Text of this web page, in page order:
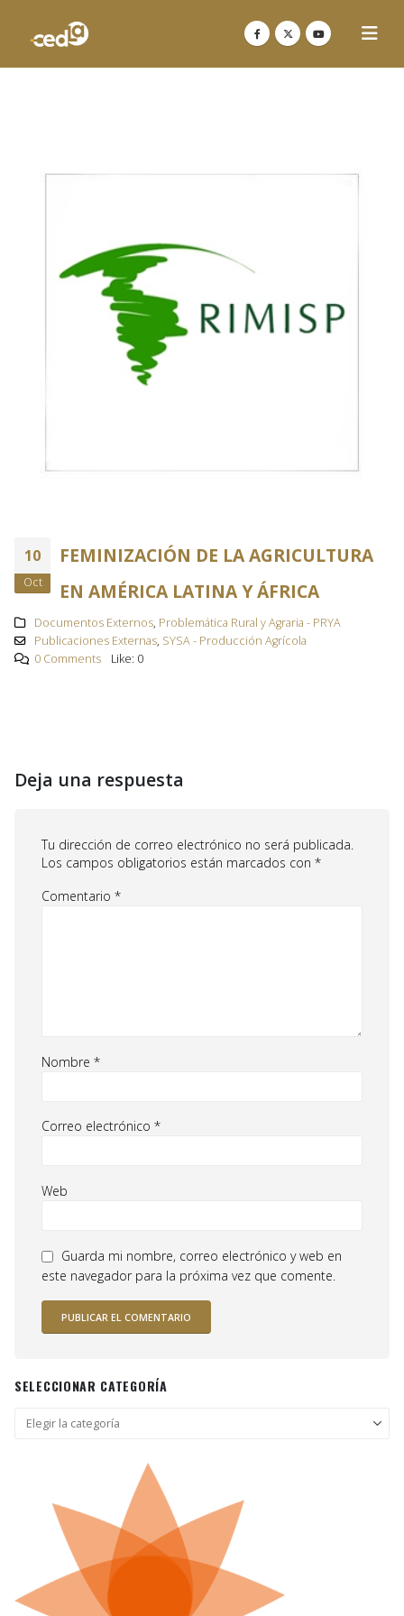
10
Oct
FEMINIZACIÓN DE LA AGRICULTURA
EN AMÉRICA LATINA Y ÁFRICA
Documentos Externos, Problemática Rural y Agraria - PRYA
Publicaciones Externas, SYSA - Producción Agrícola
0 Comments
Like: 0
Deja una respuesta
Tu dirección de correo electrónico no será publicada.
Los campos obligatorios están marcados con *
Comentario *
Nombre *
Correo electrónico *
Web
Guarda mi nombre, correo electrónico y web en
este navegador para la próxima vez que comente.
SELECCIONAR CATEGORÍA
Seleccionar
categoría